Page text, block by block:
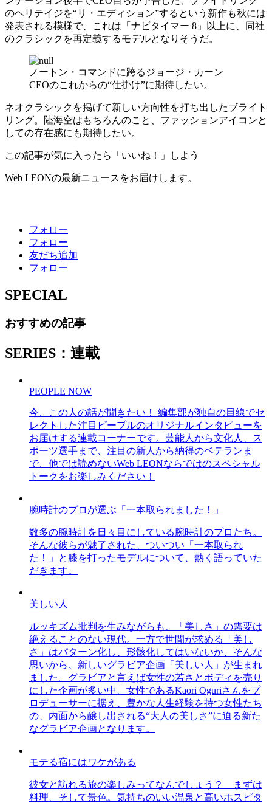
のヘリテイジを“リ・エディション”するという新作も秋には
発表される模様で、これは「ナビタイマー 8」以上に、同社
のクラシックを再定義するモデルとなりそうだ。
ノートン・コマンドに跨るジョージ・カーン
CEOのこれからの“仕掛け”に期待したい。
ネオクラシックを掲げて新しい方向性を打ち出したブライト
リング。陸海空はもちろんのこと、ファッションアイコンと
しての存在感にも期待したい。
この記事が気に入ったら「いいね！」しよう
Web LEONの最新ニュースをお届けします。
フォロー
フォロー
友だち追加
フォロー
SPECIAL
おすすめの記事
SERIES：連載
PEOPLE NOW
今、この人の話が聞きたい！ 編集部が独自の目線でセ
レクトした注目ピープルのオリジナルインタビューを
お届けする連載コーナーです。芸能人から文化人、ス
ポーツ選手まで、注目の新人から納得のベテランま
で、他では読めないWeb LEONならではのスペシャル
トークをお楽しみください！
腕時計のプロが選ぶ「一本取られました！」
数多の腕時計を日々目にしている腕時計のプロたち。
そんな彼らが魅了された、ついつい「一本取られ
た！」と膝を打ったモデルについて、熱く語っていた
だきます。
美しい人
ルッキズム批判を生みながらも、「美しさ」の需要は
絶えることのない現代。一方で世間が求める「美し
さ」はパターン化し、形骸化してはいないか、そんな
思いから、新しいグラビア企画「美しい人」が生まれ
ました。グラビアと言えば女性の若さとボディを売り
にした企画が多い中、女性であるKaori Oguriさんをプ
ロデューサーに据え、豊かな人生経験を持つ女性たち
の、内面から醸し出される“大人の美しさ”に迫る新た
なグラビア企画となります。
モテる宿にはワケがある
彼女と訪れる旅の楽しみってなんでしょう？ まずは
料理、そして景色。気持ちのいい温泉と高いホスピタ